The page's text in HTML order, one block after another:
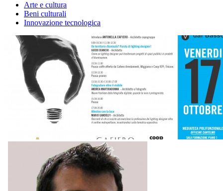
Arte e cultura
Beni culturali
Innovazione tecnologica